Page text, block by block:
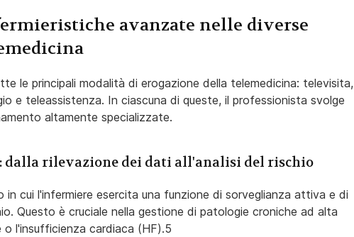
avanzate nelle diverse
le principali modalità di erogazione della telemedicina: televisita,
e teleassistenza. In ciascuna di queste, il professionista svolge
altamente specializzate.
rilevazione dei dati all'analisi del rischio
in cui l'infermiere esercita una funzione di sorveglianza attiva e di
Questo è cruciale nella gestione di patologie croniche ad alta
l'insufficienza cardiaca (HF).5